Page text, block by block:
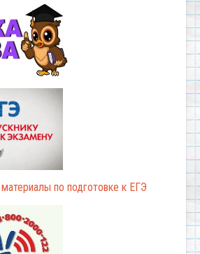
по подготовке к ЕГЭ